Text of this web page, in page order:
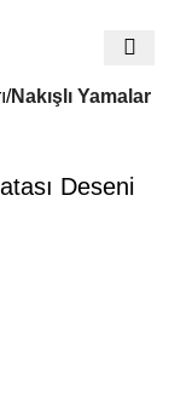
Nakışlı Yamalar
Deseni